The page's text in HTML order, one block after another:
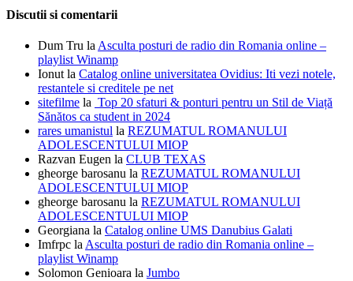
Discutii si comentarii
Dum Tru la Asculta posturi de radio din Romania online –
playlist Winamp
Ionut la Catalog online universitatea Ovidius: Iti vezi notele,
restantele si creditele pe net
sitefilme la Top 20 sfaturi & ponturi pentru un Stil de Viață
Sănătos ca student in 2024
rares umanistul la REZUMATUL ROMANULUI
ADOLESCENTULUI MIOP
Razvan Eugen la CLUB TEXAS
gheorge barosanu la REZUMATUL ROMANULUI
ADOLESCENTULUI MIOP
gheorge barosanu la REZUMATUL ROMANULUI
ADOLESCENTULUI MIOP
Georgiana la Catalog online UMS Danubius Galati
Imfrpc la Asculta posturi de radio din Romania online –
playlist Winamp
Solomon Genioara la Jumbo